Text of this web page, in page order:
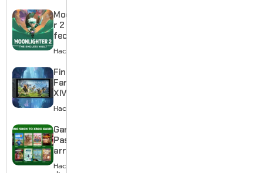
estreno
anticipado
en Netflix
Moonlighte
r 2 ya tiene
fecha y
puedes
quedarte
gratis con
el primero
Hace 1 día
Final
Fantasy
XIV llega a
Switch 2 y
te deja
jugar un
mes sin
pagar
suscripción
Hace 2 días
Game
Pass
arranca
agosto
Hace 2